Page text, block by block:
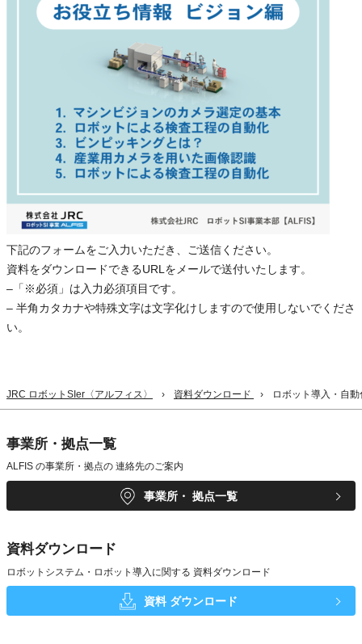
下記のフォームをご入力いただき、ご送信ください。
資料をダウンロードできるURLをメールで送付いたします。
–「※必須」は入力必須項目です。
– 半角カタカナや特殊文字は文字化けしますので使用しないでくださ
い。
JRC ロボットSIer〈アルフィス〉 資料ダウンロード ロボット導入・自
事業所・拠点一覧
ALFIS の事業所・拠点の 連絡先のご案内
事業所・ 拠点一覧
資料ダウンロード
ロボットシステム・ロボット導入に関する 資料ダウンロード
資料 ダウンロード